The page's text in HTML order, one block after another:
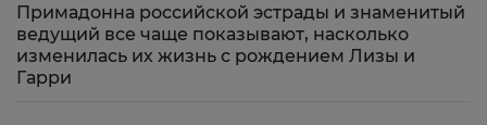
Примадонна российской эстрады и знаменитый
ведущий все чаще показывают, насколько
изменилась их жизнь с рождением Лизы и
Гарри